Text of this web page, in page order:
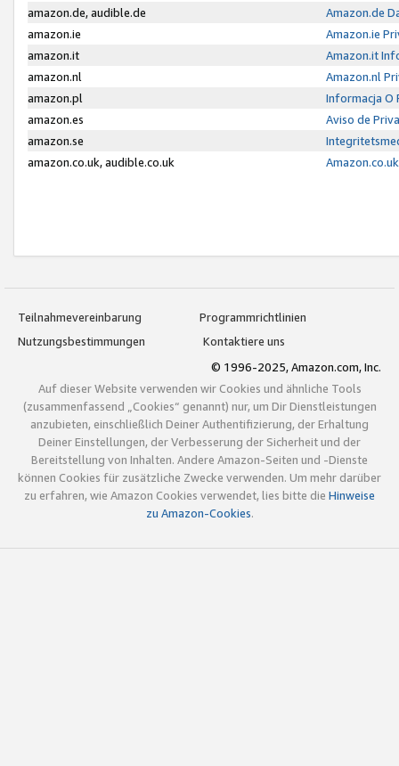
amazon.de, audible.de
Amazon.de
amazon.ie
Amazon.ie
amazon.it
Amazon.it
amazon.nl
Amazon.nl
amazon.pl
Informacja O
amazon.es
Aviso de
amazon.se
amazon.co.uk, audible.co.uk
Teilnahmevereinbarung
Programmrichtlinien
Nutzungsbestimmungen
Kontaktiere uns
© 1996-2025, Amazon.com, Inc.
Auf dieser Website verwenden wir Cookies und ähnliche Tools
(zusammenfassend „Cookies“ genannt) nur, um Dir Dienstleistungen
anzubieten, einschließlich Deiner Authentifizierung, der Erhaltung
Deiner Einstellungen, der Verbesserung der Sicherheit und der
Bereitstellung von Inhalten. Andere Amazon-Seiten und -Dienste
können Cookies für zusätzliche Zwecke verwenden. Um mehr darüber
zu erfahren, wie Amazon Cookies verwendet, lies bitte die Hinweise
zu Amazon-Cookies.